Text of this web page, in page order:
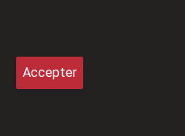
Accepter